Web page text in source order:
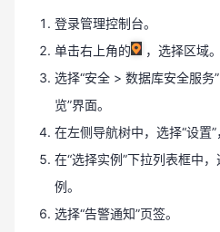
登录管理控制台。
单击右上角的
，选择区域。
选择“安全 > 数据库安全服务
览”界面。
在左侧导航树中，选择“设置”
在“选择实例”下拉列表框中
例。
选择“告警通知”页签。